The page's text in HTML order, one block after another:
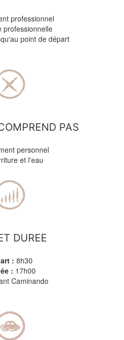
professionnel
professionnelle
point de départ
PAS
personnel
et l'eau
DUREE
: 8h30
: 17h00
Caminando